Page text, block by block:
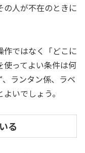
の人が不在のときに
作ではなく「どこに
使ってよい条件は何
ランタン係、ラベ
いでしょう。
る